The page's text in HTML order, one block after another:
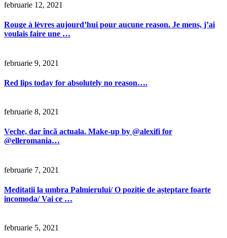
februarie 12, 2021
Rouge à lèvres aujourd’hui pour aucune reason. Je mens, j’ai
voulais faire une …
februarie 9, 2021
Red lips today for absolutely no reason….
februarie 8, 2021
Veche, dar încă actuala. Make-up by @alexifi for
@elleromania…
februarie 7, 2021
Meditatii la umbra Palmierului/ O poziție de așteptare foarte
incomoda/ Vai ce …
februarie 5, 2021